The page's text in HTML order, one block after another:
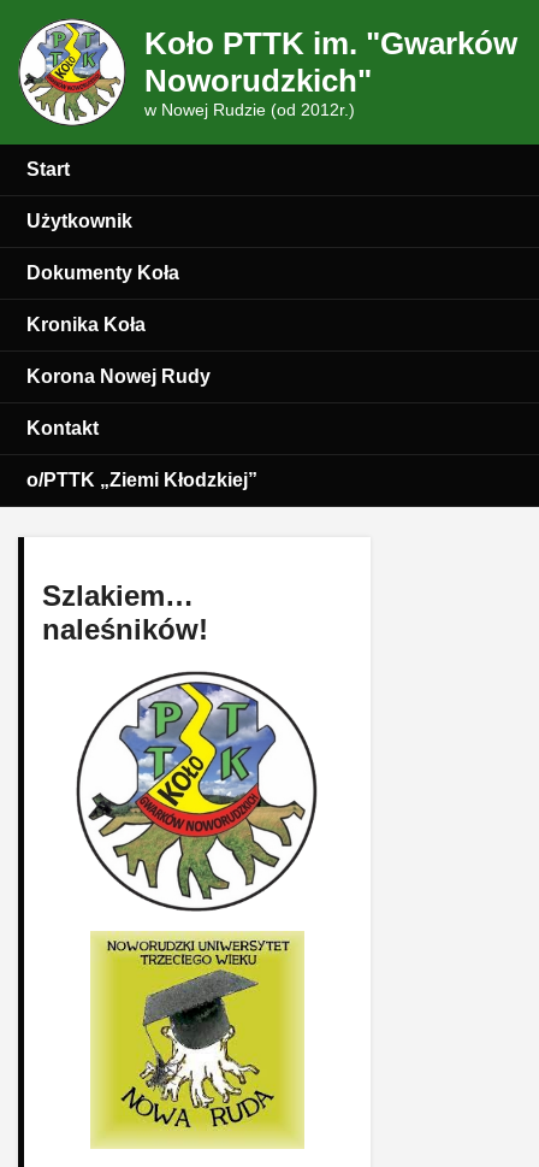
Koło PTTK im. "Gwarków
Noworudzkich"
w Nowej Rudzie (od 2012r.)
Start
Użytkownik
Dokumenty Koła
Kronika Koła
Korona Nowej Rudy
Kontakt
o/PTTK „Ziemi Kłodzkiej”
Szlakiem…
naleśników!